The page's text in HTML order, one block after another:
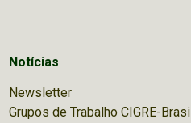
Notícias
Newsletter
Grupos de Trabalho CIGRE-Brasil